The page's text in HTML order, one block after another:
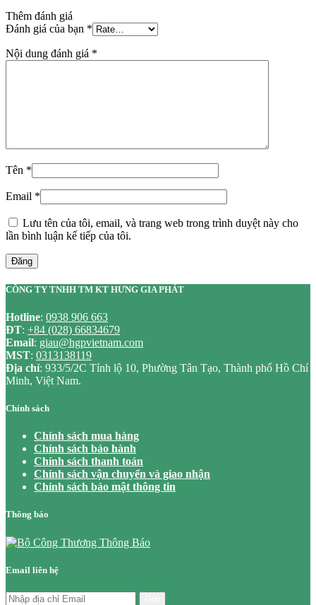
Thêm đánh giá
Đánh giá của bạn *
Nội dung đánh giá *
Tên *
Email *
Lưu tên của tôi, email, và trang web trong trình duyệt này cho
lần bình luận kế tiếp của tôi.
Đăng
CÔNG TY TNHH TM KT HƯNG GIA PHÁT
Hotline: 0938 906 663
ĐT: +84 (028) 66834679
Email: giau@hgpvietnam.com
MST: 0313138119
Địa chỉ: 933/5/2C Tỉnh lộ 10, Phường Tân Tạo, Thành phố Hồ Chí
Minh, Việt Nam.
Chính sách
Chính sách mua hàng
Chính sách bảo hành
Chính sách thanh toán
Chính sách vận chuyển và giao nhận
Chính sách bảo mật thông tin
Thông báo
Email liên hệ